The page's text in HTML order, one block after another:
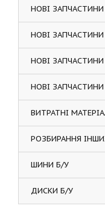
НОВІ
НОВІ
НОВІ ЗАПЧАСТИНИ
НОВІ ЗАПЧАСТИНИ
ВИТРАТНІ
РОЗБИРАННЯ
ШИНИ Б/У
ДИСКИ Б/У